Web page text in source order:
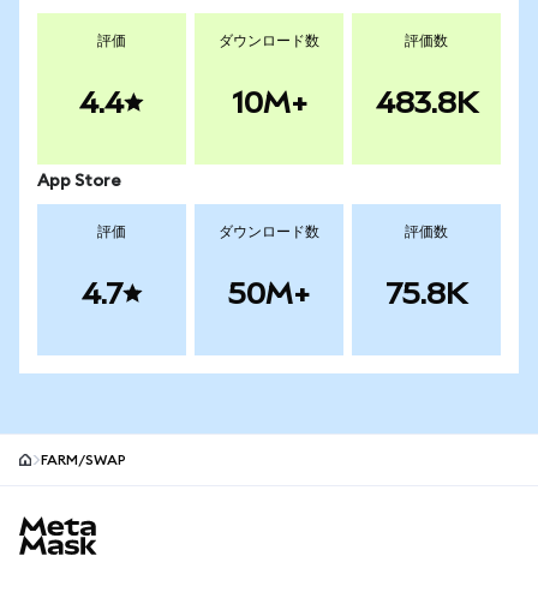
評価
4.4
ダウンロード数
10M+
評価数
483.8K
App Store
評価
4.7
ダウンロード数
50M+
評価数
75.8K
FARM/SWAP